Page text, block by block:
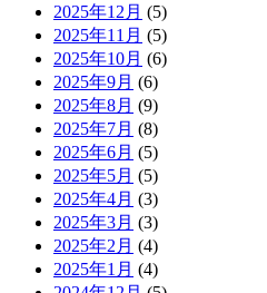
2025年12月 (5)
2025年11月 (5)
2025年10月 (6)
2025年9月 (6)
2025年8月 (9)
2025年7月 (8)
2025年6月 (5)
2025年5月 (5)
2025年4月 (3)
2025年3月 (3)
2025年2月 (4)
2025年1月 (4)